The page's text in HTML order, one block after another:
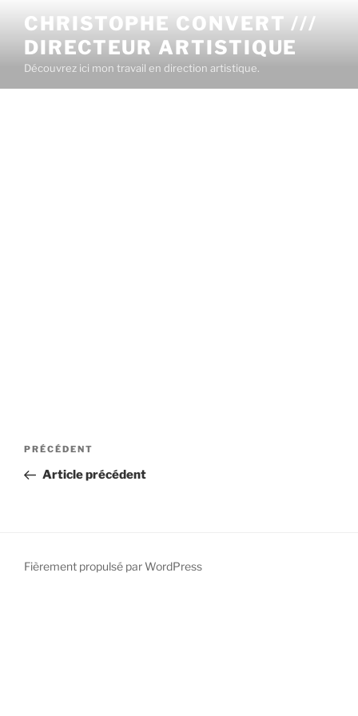
CHRISTOPHE CONVERT ///
DIRECTEUR ARTISTIQUE
Découvrez ici mon travail en direction artistique.
PRÉCÉDENT
Article précédent
Fièrement propulsé par WordPress